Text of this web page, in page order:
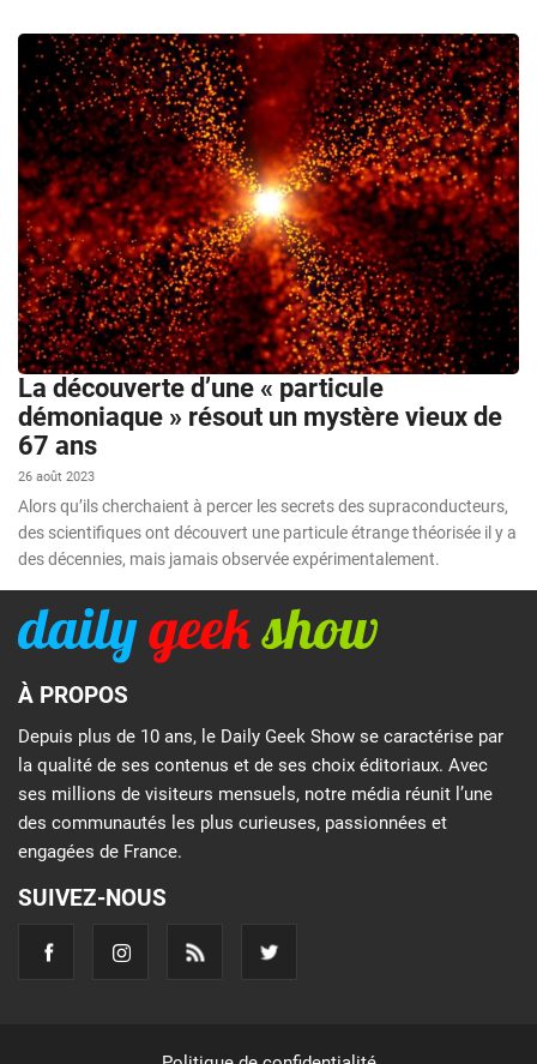
La découverte d’une « particule
démoniaque » résout un mystère vieux de
67 ans
26 août 2023
Alors qu’ils cherchaient à percer les secrets des supraconducteurs,
des scientifiques ont découvert une particule étrange théorisée il y a
des décennies, mais jamais observée expérimentalement.
À PROPOS
Depuis plus de 10 ans, le Daily Geek Show se caractérise par
la qualité de ses contenus et de ses choix éditoriaux. Avec
ses millions de visiteurs mensuels, notre média réunit l’une
des communautés les plus curieuses, passionnées et
engagées de France.
SUIVEZ-NOUS